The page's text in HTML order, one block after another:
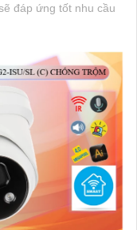
đáp ứng tốt nhu cầu